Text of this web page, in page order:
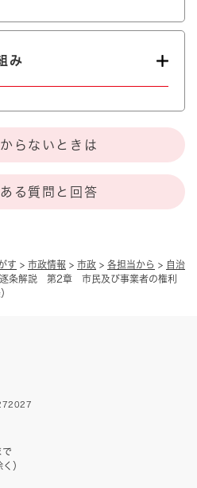
す > 市政情報 > 市政 > 各担当から > 自治
逐条解説 第2章 市民及び事業者の権利
み
らないときは
る質問と回答
で
）